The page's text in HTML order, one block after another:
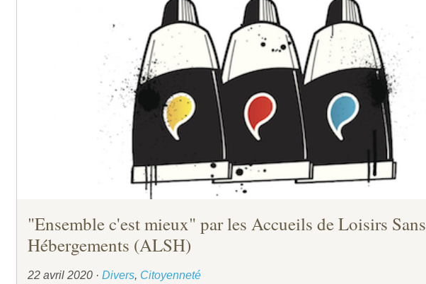
"Ensemble c'est mieux" par les Accueils de Loisirs Sans
Hébergements (ALSH)
22 avril 2020 · Divers, Citoyenneté